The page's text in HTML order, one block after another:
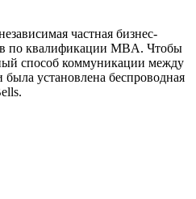
частная бизнес-
по квалификации MBA. Чтобы
способ коммуникации между
установлена беспроводная